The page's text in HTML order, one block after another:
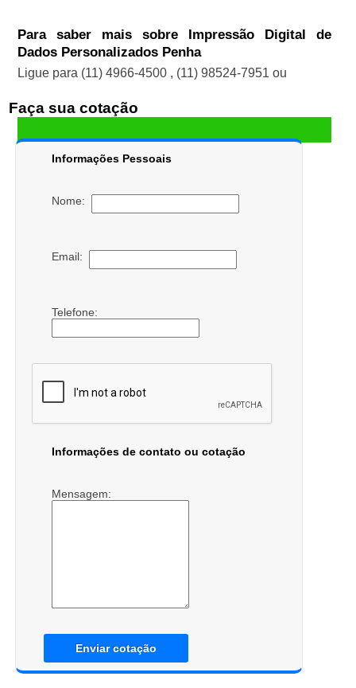
Para saber mais sobre Impressão Digital de
Dados Personalizados Penha
Ligue para (11) 4966-4500 , (11) 98524-7951 ou
Faça sua cotação
Informações Pessoais
Nome:
Email:
Telefone:
Informações de contato ou cotação
Mensagem:
Enviar cotação